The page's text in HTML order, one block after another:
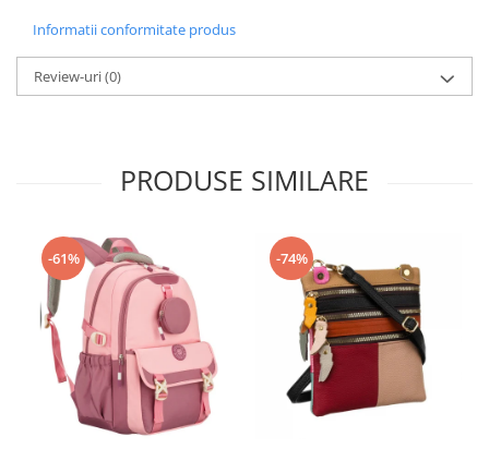
Informatii conformitate produs
Review-uri(0)
PRODUSE SIMILARE
-61% -74%